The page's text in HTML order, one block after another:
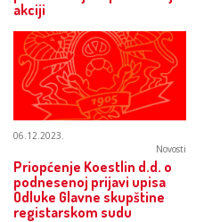
akciji
06.12.2023.
Novosti
Priopćenje Koestlin d.d. o
podnesenoj prijavi upisa
Odluke Glavne skupštine
registarskom sudu